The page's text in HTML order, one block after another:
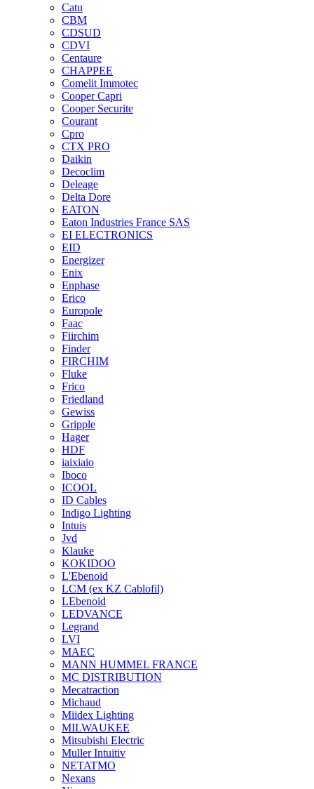
Catu
CBM
CDSUD
CDVI
Centaure
CHAPPEE
Comelit Immotec
Cooper Capri
Cooper Securite
Courant
Cpro
CTX PRO
Daikin
Decoclim
Deleage
Delta Dore
EATON
Eaton Industries France SAS
EI ELECTRONICS
EID
Energizer
Enix
Enphase
Erico
Europole
Faac
Fiirchim
Finder
FIRCHIM
Fluke
Frico
Friedland
Gewiss
Gripple
Hager
HDF
iaixiaio
Iboco
ICOOL
ID Cables
Indigo Lighting
Intuis
Jvd
Klauke
KOKIDOO
L'Ebenoid
LCM (ex KZ Cablofil)
LEbenoid
LEDVANCE
Legrand
LVI
MAEC
MANN HUMMEL FRANCE
MC DISTRIBUTION
Mecatraction
Michaud
Miidex Lighting
MILWAUKEE
Mitsubishi Electric
Muller Intuitiv
NETATMO
Nexans